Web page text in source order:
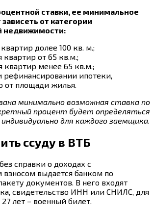
ставки, ее минимальное
от категории
недвижимости:
долее 100 кв. м.;
квартир от 65 кв.м.;
квартир менее 65 кв.м.;
рефинансировании ипотеки,
от площади жилья.
минимально возможная ставка по
процент будет определяться
для каждого заемщика.
ссуду в ВТБ
справки о доходах с
взносом выдается банком по
документов. В него входят
свидетельство ИНН или СНИЛС, для
лет – военный билет.